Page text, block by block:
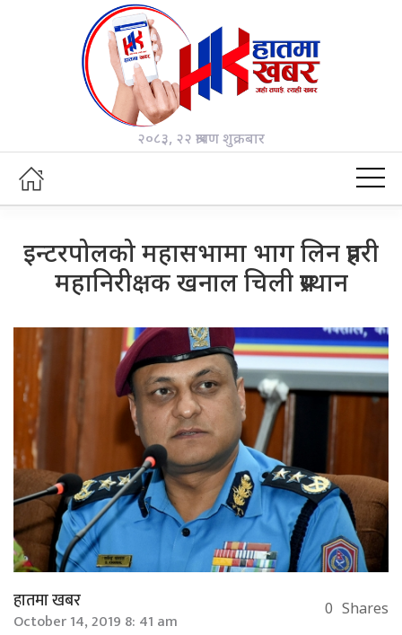
२०८३, २२ श्रावण शुक्रबार
इन्टरपोलको महासभामा भाग लिन प्रहरी
महानिरीक्षक खनाल चिली प्रस्थान
हातमा खबर
October 14, 2019 8: 41 am 0 Shares